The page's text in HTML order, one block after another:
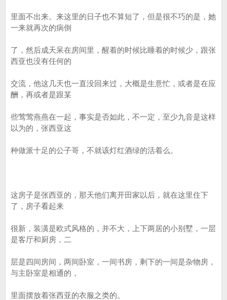
里面不出来。来这里的日子也不算短了，但是很不巧的是，她
一来就再次的病倒
了，然后成天呆在房间里，醒着的时候比睡着的时候少，跟张
西亚也没有任何的
交流，他这几天也一直没回来过，大概是生意忙，或者是在应
酬，再或者是跟某
些莺莺燕燕在一起，事实是否如此，不一定，至少九音是这样
以为的，张西亚这
种做派十足的公子哥，不就该灯红酒绿的活着么。
这房子是张西亚的，那天他们离开田家以后，就在这里住下
了，房子看起来
很新，装潢是欧式风格的，并不大，上下两居的小别墅，一层
是客厅和厨房，二
层是四间房间，两间卧室，一间书房，剩下的一间是杂物房，
与主卧室是相通的，
里面摆放着张西亚的衣服之类的。